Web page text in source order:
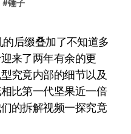
#锤子
来了两年有余的更
究竟内部的细节以及
比第一代坚果近一倍
的拆解视频一探究竟